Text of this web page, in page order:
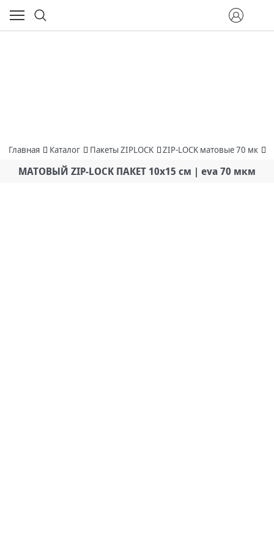
Главная Каталог Пакеты ZIPLOCK ZIP-LOCK матовые 70 мк
МАТОВЫЙ ZIP-LOCK ПАКЕТ 10х15 см | eva 70 мкм